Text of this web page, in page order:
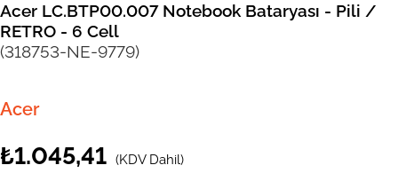
Acer LC.BTP00.007 Notebook Bataryası - Pili /
RETRO - 6 Cell
(318753-NE-9779)
Acer
₺1.045,41 (KDV Dahil)